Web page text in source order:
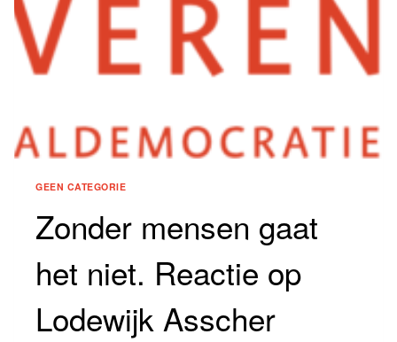
GEEN CATEGORIE
Zonder mensen gaat
het niet. Reactie op
Lodewijk Asscher